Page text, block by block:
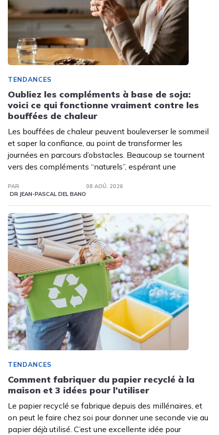
TENDANCES
Oubliez les compléments à base de soja:
voici ce qui fonctionne vraiment contre les
bouffées de chaleur
Les bouffées de chaleur peuvent bouleverser le sommeil
et saper la confiance, au point de transformer les
journées en parcours d’obstacles. Beaucoup se tournent
vers des compléments “naturels”, espérant une
PAR
DR JEAN-PASCAL DEL BANO
08 AOÛ. 2026
TENDANCES
Comment fabriquer du papier recyclé à la
maison et 3 idées pour l’utiliser
Le papier recyclé se fabrique depuis des millénaires, et
on peut le faire chez soi pour donner une seconde vie au
papier déjà utilisé. C’est une excellente idée pour